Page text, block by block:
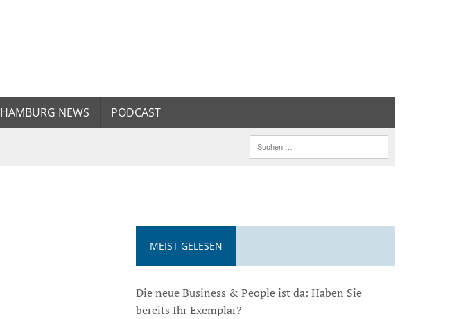
HAMBURG NEWS PODCAST
MEIST GELESEN
Die neue Business & People ist da: Haben Sie
bereits Ihr Exemplar?